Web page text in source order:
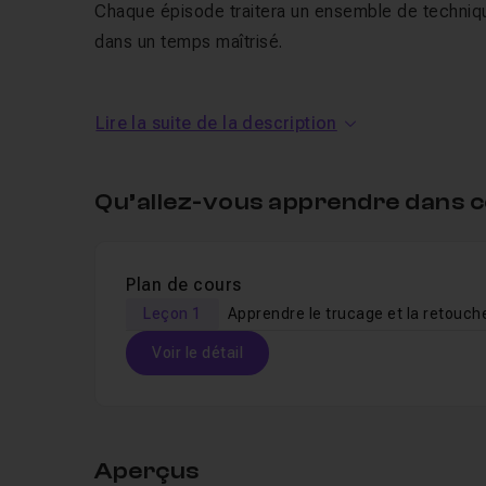
Chaque épisode traitera un ensemble de
dans un temps maîtrisé.
fonction des techniques que vous souhaitez
aussire-créer de la matière pour cacher les
De nombreuses notions et outils
Calques de réglages
InPaint et tampon de duplication
Lire la suite de la description
Qu’allez-vous apprendre dans
Plan de cours
Leçon 1
Voir le détail
Aperçus